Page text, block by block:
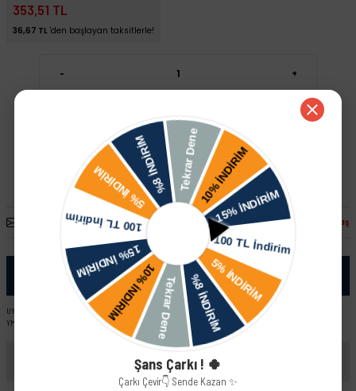
353,51 TL
36,67 TL 'den başlayan taksitlerle!
- +
Arkadaşına Öner Fiyatı Düşünce Haber Ver Paylaş
UYUMLU ARAÇ VE MOTOR TIPLERI: Skoda Forman L EM (89-92) Skoda Favorit L EM (89-92) Skoda Forman LX
YM (93-95) Skoda Favorit Pick-Up LX YM (93-95) Skoda Favorit Pick-Up L EM (92-93) Skoda Favorit LX YM (93-95)
Şans Çarkı ! 🍀
Çarkı Çevir👇 Sende Kazan ✨